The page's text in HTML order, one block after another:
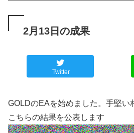
2月13日の成果
Twitter
GOLDのEAを始めました。手堅い
こちらの結果を公表します